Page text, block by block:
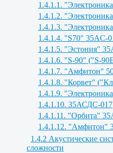
1.4.1.1.
1.4.1.2.
1.4.1.3.
1.4.1.4. "S70" 35AC-
1.4.1.5. "Эстония"
1.4.1.6. "S-90" ("S-
1.4.1.7. "Амфитон"
1.4.1.8. "Корвет"
1.4.1.9.
1.4.1.10. 35АСДС-017
1.4.1.11. "Орбита"
1.4.1.12. "Амфитон"
1.4.2 Акустические
сложности